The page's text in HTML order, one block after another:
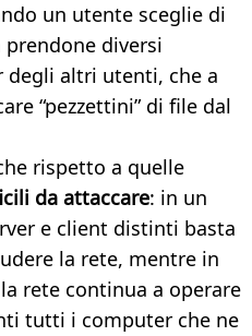
un utente sceglie di
prendone diversi
degli altri utenti, che a
“pezzettini” di file dal
rispetto a quelle
da attaccare: in un
e client distinti basta
la rete, mentre in
rete continua a operare
tutti i computer che ne